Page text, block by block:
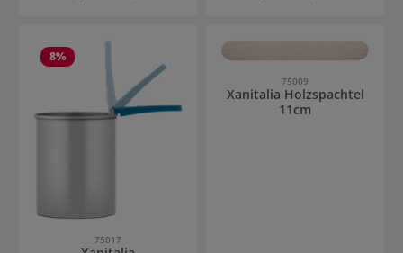
8%
75017
75009
Xanitalia Holzspachtel
11cm